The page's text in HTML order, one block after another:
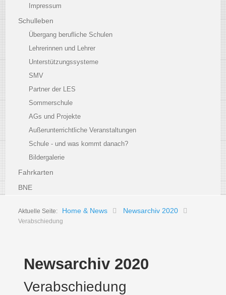
Impressum
Schulleben
Übergang berufliche Schulen
Lehrerinnen und Lehrer
Unterstützungssysteme
SMV
Partner der LES
Sommerschule
AGs und Projekte
Außerunterrichtliche Veranstaltungen
Schule - und was kommt danach?
Bildergalerie
Fahrkarten
BNE
Aktuelle Seite: Home & News Newsarchiv 2020
Verabschiedung
Newsarchiv 2020
Verabschiedung